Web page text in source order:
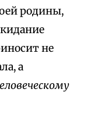
родины,
не
а